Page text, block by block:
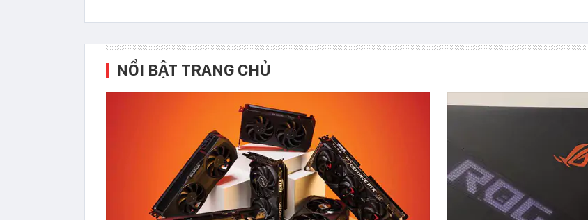
NỔI BẬT TRANG CHỦ